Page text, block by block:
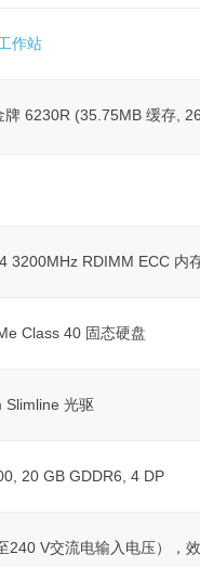
作站
6230R (35.75MB 缓存,
3200MHz RDIMM ECC 内
Class 40 固态硬盘
Slimline 光驱
20 GB GDDR6, 4 DP
240 V交流电输入电压），